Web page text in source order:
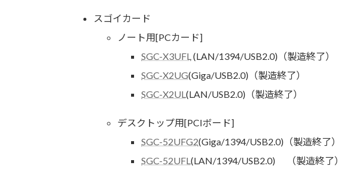
スゴイカード
ノート用[PCカード]
SGC-X3UFL (LAN/1394/USB2.0)（製造終了）
SGC-X2UG(Giga/USB2.0)（製造終了）
SGC-X2UL (LAN/USB2.0)（製造終了）
デスクトップ用[PCIボード]
SGC-52UFG2(Giga/1394/USB2.0)（製造終了）
SGC-52UFL (LAN/1394/USB2.0) （製造終了）